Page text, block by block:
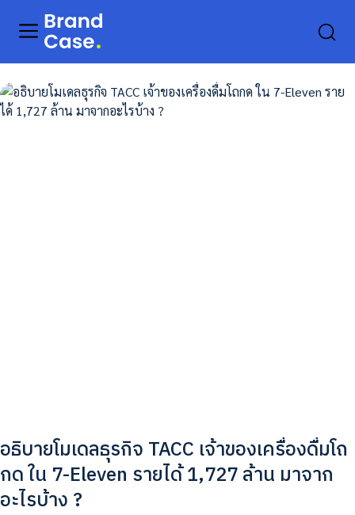
อธิบายโมเดลธุรกิจ TACC เจ้าของเครื่องดื่มโถ
กด ใน 7-Eleven รายได้ 1,727 ล้าน มาจาก
อะไรบ้าง ?